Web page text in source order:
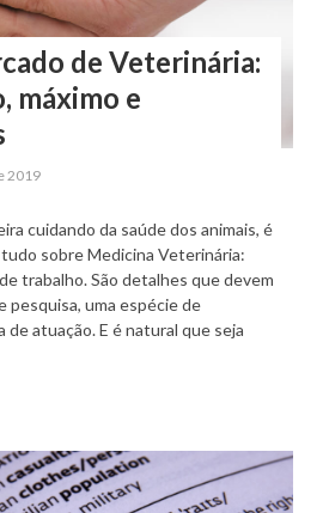
de Veterinária:
máximo e
2019
cuidando da saúde dos animais, é
sobre Medicina Veterinária:
trabalho. São detalhes que devem
pesquisa, uma espécie de
de atuação. E é natural que seja